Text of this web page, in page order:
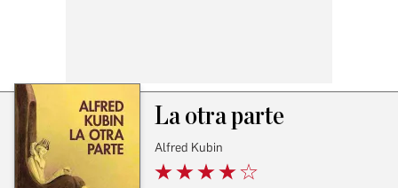
La otra parte
Alfred Kubin